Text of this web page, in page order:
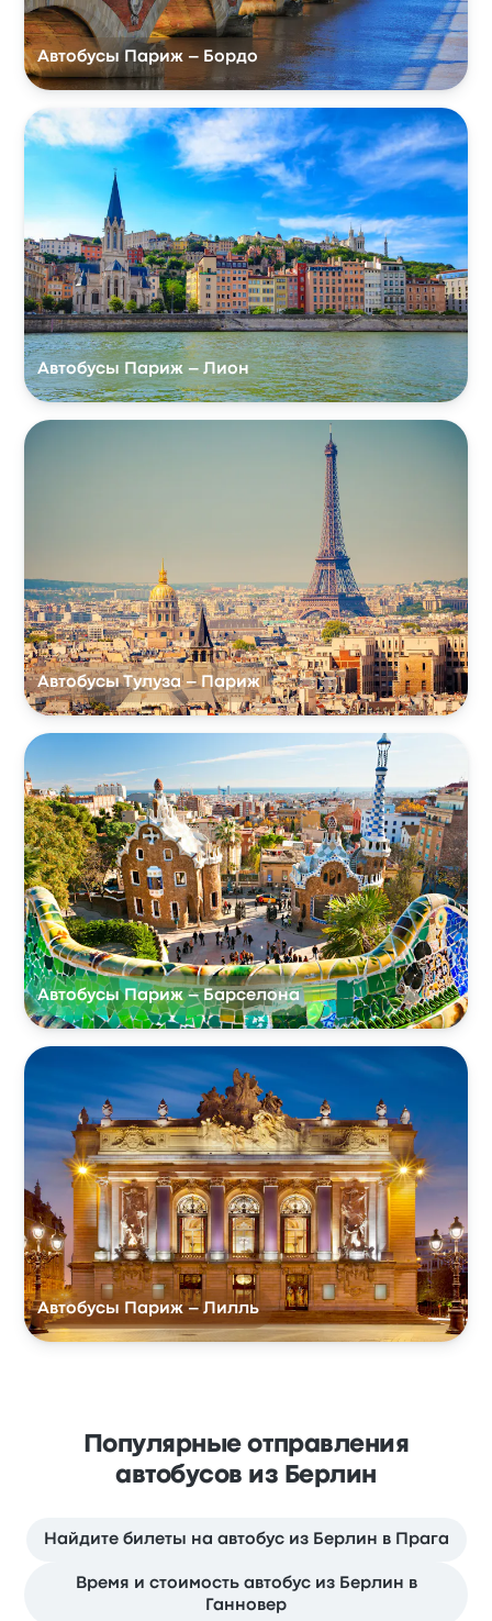
Автобусы Париж – Бордо
Автобусы Париж – Лион
Автобусы Тулуза – Париж
Автобусы Париж – Барселона
Автобусы Париж – Лилль
Популярные отправления
автобусов из Берлин
Найдите билеты на автобус из Берлин в Прага
Время и стоимость автобус из Берлин в
Ганновер